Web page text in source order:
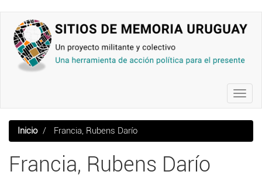
contenido
principal
Inicio Francia, Rubens Darío
Francia, Rubens Darío